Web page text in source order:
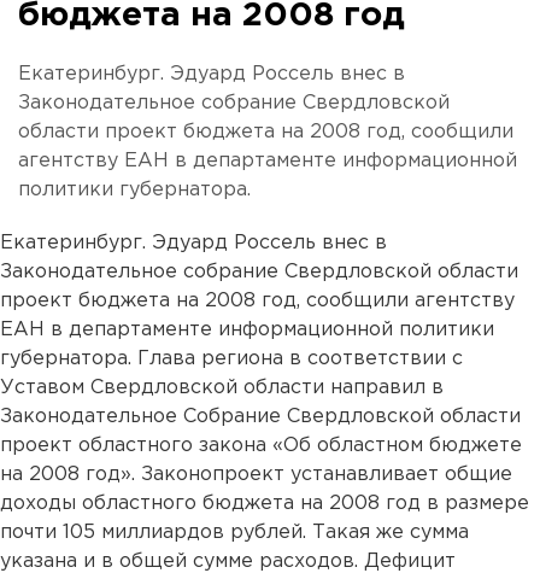
бюджета на 2008 год
Екатеринбург. Эдуард Россель внес в
Законодательное собрание Свердловской
области проект бюджета на 2008 год, сообщили
агентству ЕАН в департаменте информационной
политики губернатора.
Екатеринбург. Эдуард Россель внес в
Законодательное собрание Свердловской области
проект бюджета на 2008 год, сообщили агентству
ЕАН в департаменте информационной политики
губернатора. Глава региона в соответствии с
Уставом Свердловской области направил в
Законодательное Собрание Свердловской области
проект областного закона «Об областном бюджете
на 2008 год». Законопроект устанавливает общие
доходы областного бюджета на 2008 год в размере
почти 105 миллиардов рублей. Такая же сумма
указана и в общей сумме расходов. Дефицит